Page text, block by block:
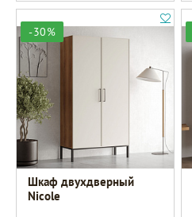
-30%
Шкаф двухдверный
Nicole